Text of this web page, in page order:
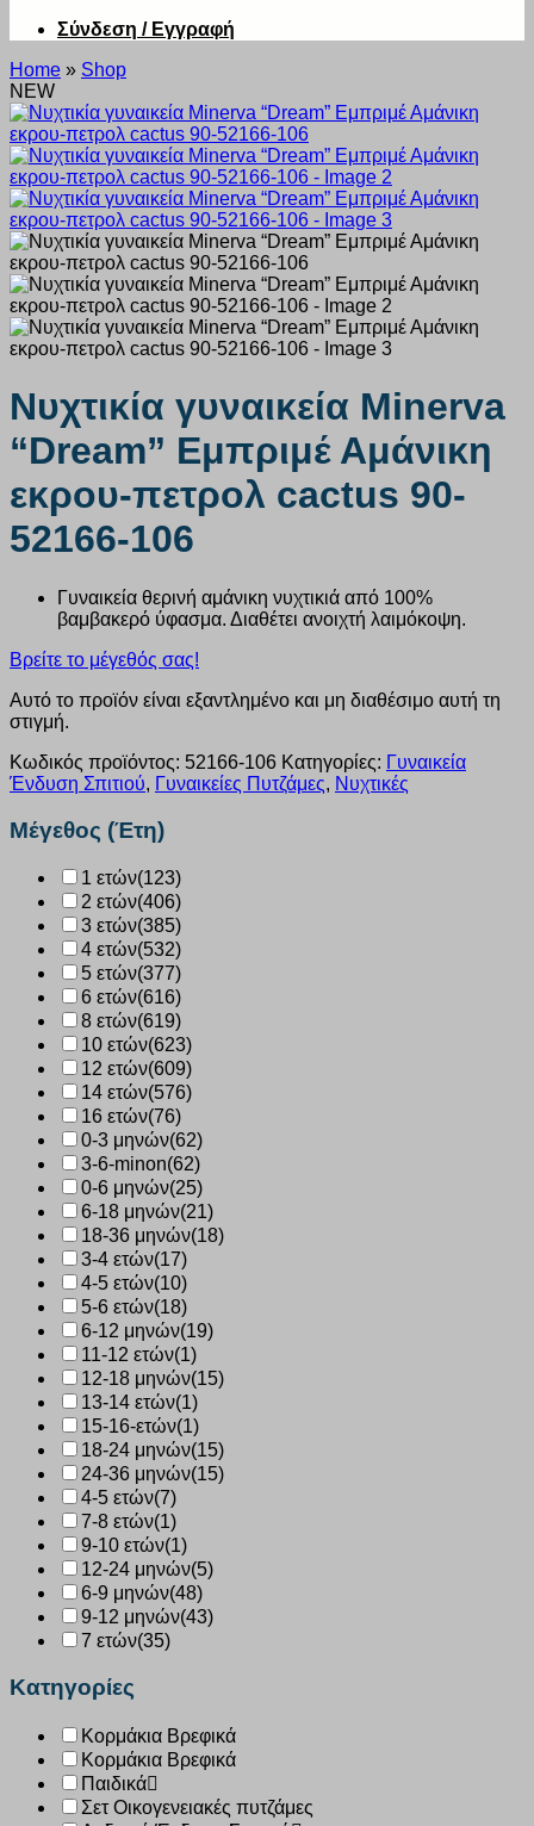
Σύνδεση / Εγγραφή
Home » Shop
NEW
Νυχτικία γυναικεία Minerva
“Dream” Εμπριμέ Αμάνικη
εκρου-πετρολ cactus 90-
52166-106
Γυναικεία θερινή αμάνικη νυχτικιά από 100%
βαμβακερό ύφασμα. Διαθέτει ανοιχτή λαιμόκοψη.
Βρείτε το μέγεθός σας!
Αυτό το προϊόν είναι εξαντλημένο και μη διαθέσιμο αυτή τη
στιγμή.
Κωδικός προϊόντος: 52166-106 Κατηγορίες: Γυναικεία
Ένδυση Σπιτιού, Γυναικείες Πυτζάμες, Νυχτικές
Μέγεθος (Έτη)
1 ετών(123)
2 ετών(406)
3 ετών(385)
4 ετών(532)
5 ετών(377)
6 ετών(616)
8 ετών(619)
10 ετών(623)
12 ετών(609)
14 ετών(576)
16 ετών(76)
0-3 μηνών(62)
3-6-minon(62)
0-6 μηνών(25)
6-18 μηνών(21)
18-36 μηνών(18)
3-4 ετών(17)
4-5 ετών(10)
5-6 ετών(18)
6-12 μηνών(19)
11-12 ετών(1)
12-18 μηνών(15)
13-14 ετών(1)
15-16-ετών(1)
18-24 μηνών(15)
24-36 μηνών(15)
4-5 ετών(7)
7-8 ετών(1)
9-10 ετών(1)
12-24 μηνών(5)
6-9 μηνών(48)
9-12 μηνών(43)
7 ετών(35)
Κατηγορίες
Κορμάκια Βρεφικά
Κορμάκια Βρεφικά
Παιδικά
Σετ Οικογενειακές πυτζάμες